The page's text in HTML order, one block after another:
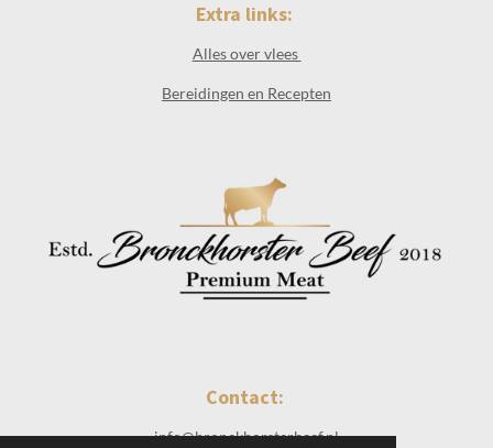
Extra links:
Alles over vlees
Bereidingen en Recepten
Contact:
info@bronckhorsterbeef.nl